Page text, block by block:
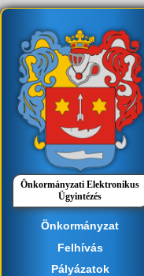
Önkormányzati Elektronikus
Ügyintézés
Önkormányzat
Felhívás
Pályázatok